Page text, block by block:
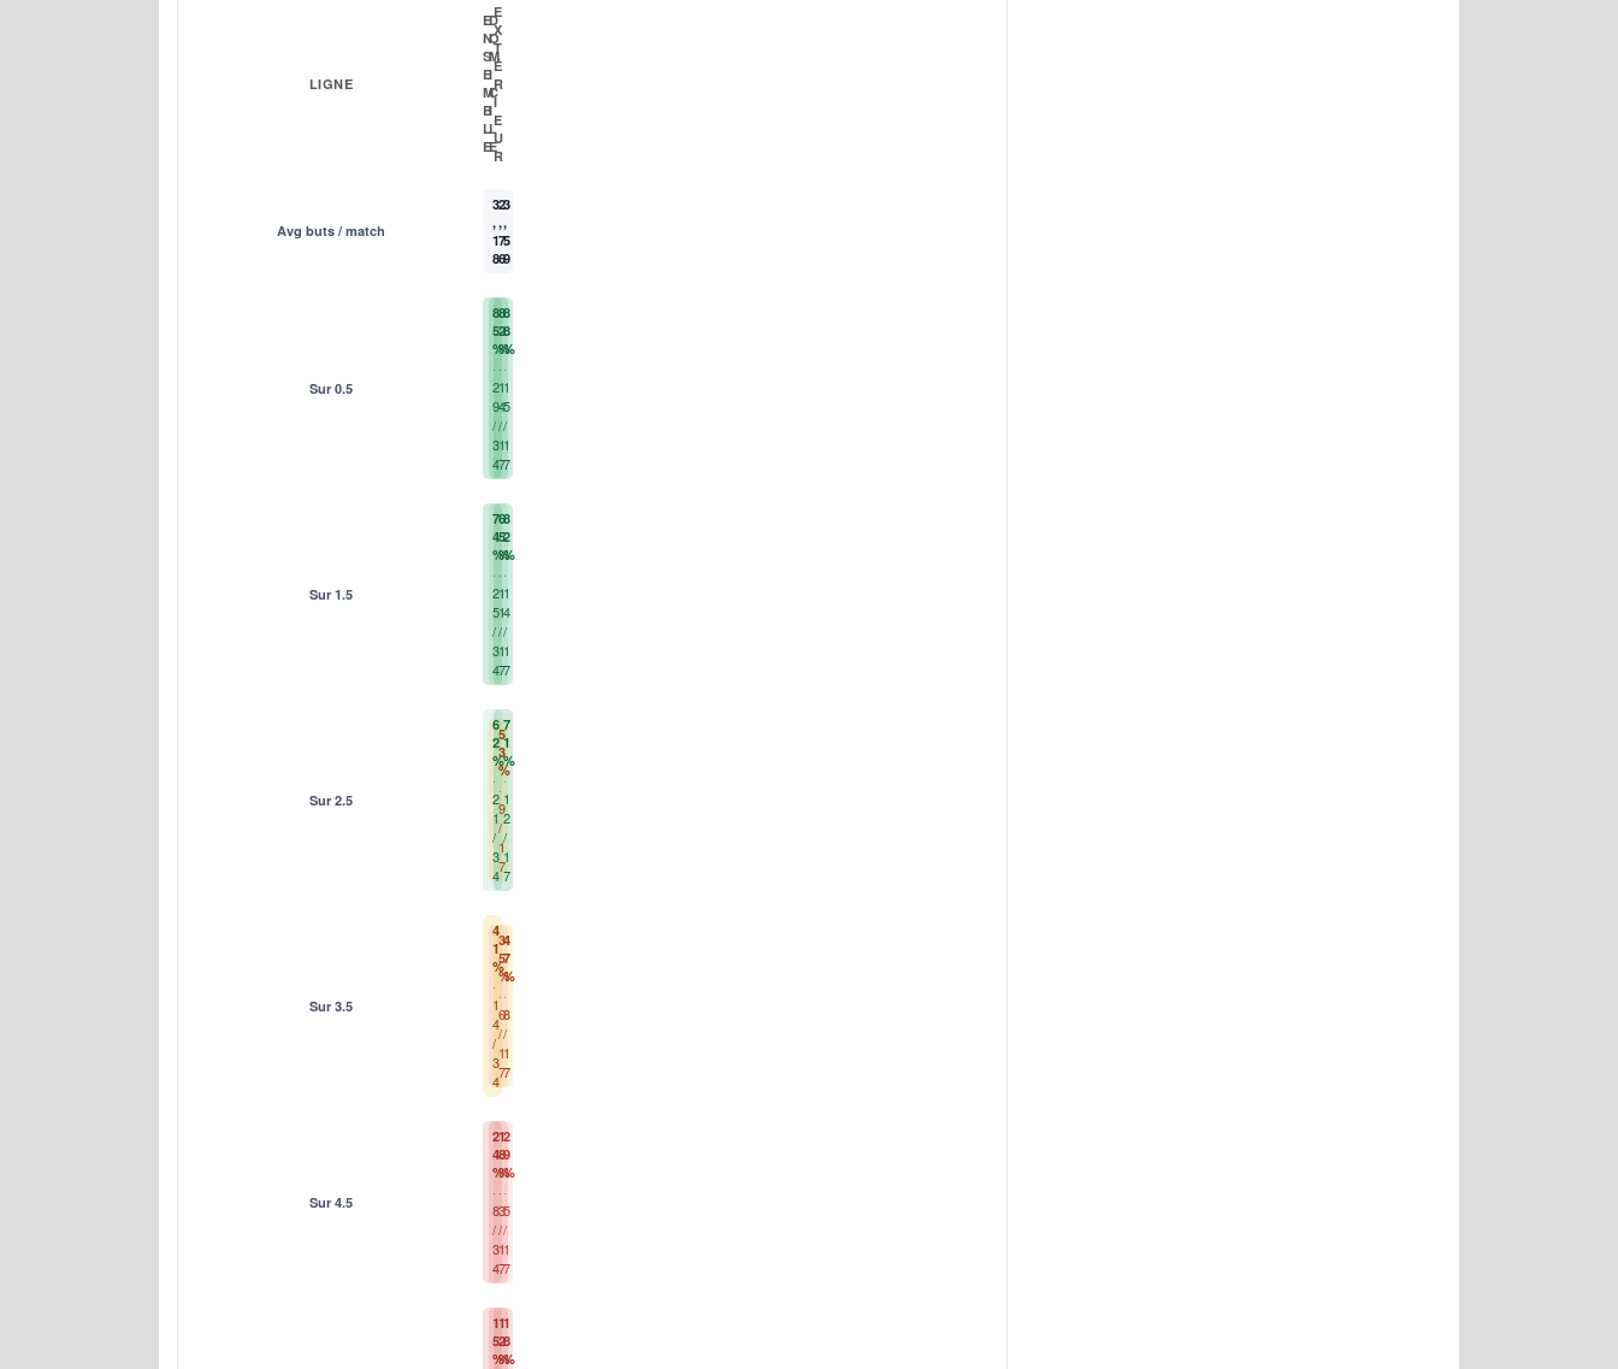
LIGNE
E
N
S
E
M
B
L
E
D
O
M
I
C
I
L
E
E
X
T
É
R
I
E
U
R
Avg buts / match
3
,
1
8
2
,
7
6
3
,
5
9
Sur 0.5
8
5
%
2
9
/
3
4
8
2
%
1
4
/
1
7
8
8
%
1
5
/
1
7
Sur 1.5
7
4
%
2
5
/
3
4
6
5
%
1
1
/
1
7
8
2
%
1
4
/
1
7
Sur 2.5
6
2
%
2
1
/
3
4
5
3
%
9
/
1
7
7
1
%
1
2
/
1
7
Sur 3.5
4
1
%
1
4
/
3
4
3
5
%
6
/
1
7
4
7
%
8
/
1
7
Sur 4.5
2
4
%
8
/
3
4
1
8
%
3
/
1
7
2
9
%
5
/
1
7
1
5
%
1
2
%
1
8
%